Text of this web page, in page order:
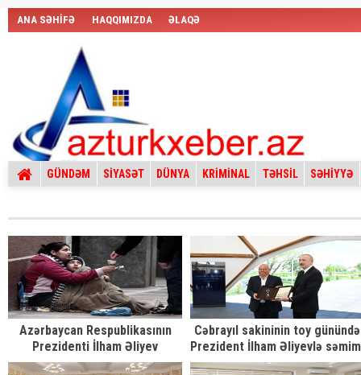
ANA SƏHİFƏ HAQQIMIZDA ƏLAQƏ
GÜNDƏM SİYASƏT DÜNYA KRİMİNAL TƏHSİL SƏHİYYƏ
Azərbaycan Respublikasının
Prezidenti İlham Əliyev
dilənçiliyi qadağan etdi
Cəbrayıl sakininin toy günündə
Prezident İlham Əliyevlə
dialoqu